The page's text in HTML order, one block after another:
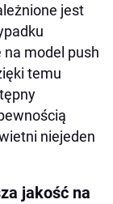
jest
model push
temu
niejeden
jakość na